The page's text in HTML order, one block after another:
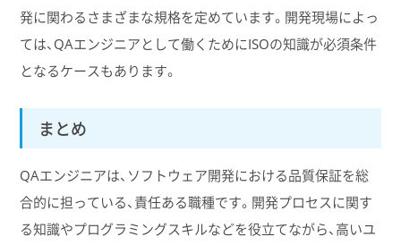
発に関わるさまざまな規格を定めています。開発現場によっ
ては、QAエンジニアとして働くためにISOの知識が必須条件
となるケースもあります。
まとめ
QAエンジニアは、ソフトウェア開発における品質保証を総
合的に担っている、責任ある職種です。開発プロセスに関す
る知識やプログラミングスキルなどを役立てながら、高いユ